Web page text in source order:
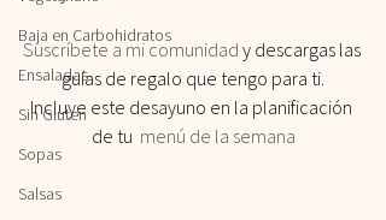
Baja en Carbohidratos
Ensaladas
Sin Gluten
Sopas
Salsas
Suscríbete a mi comunidad y descargas las
guías de regalo que tengo para ti.
Incluye este desayuno en la planificación
de tu menú de la semana